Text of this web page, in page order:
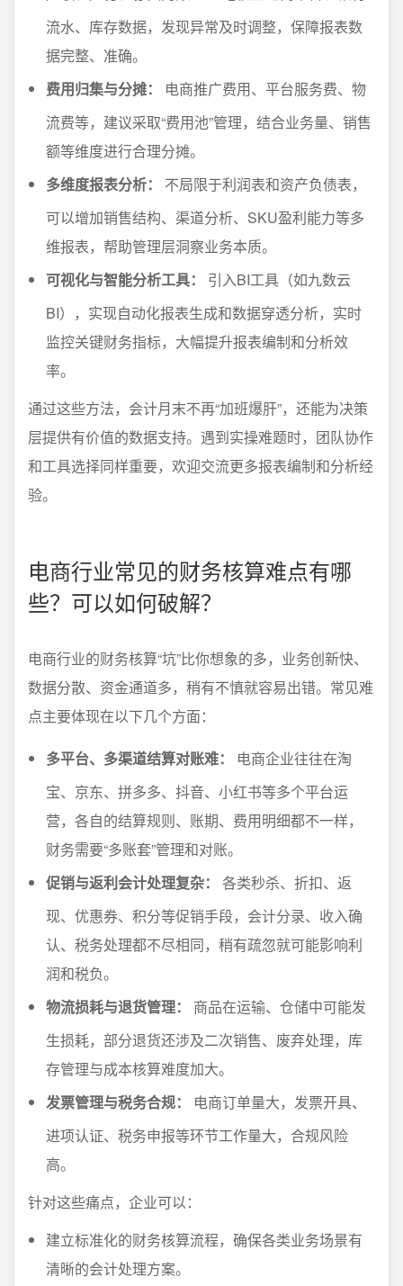
流水、库存数据，发现异常及时调整，保障报表数
据完整、准确。
费用归集与分摊：
电商推广费用、平台服务费、物
流费等，建议采取“费用池”管理，结合业务量、销售
额等维度进行合理分摊。
多维度报表分析：
不局限于利润表和资产负债表，
可以增加销售结构、渠道分析、SKU盈利能力等多
维报表，帮助管理层洞察业务本质。
可视化与智能分析工具：
引入BI工具（如九数云
BI），实现自动化报表生成和数据穿透分析，实时
监控关键财务指标，大幅提升报表编制和分析效
率。
通过这些方法，会计月末不再“加班爆肝”，还能为决策
层提供有价值的数据支持。遇到实操难题时，团队协作
和工具选择同样重要，欢迎交流更多报表编制和分析经
验。
电商行业常见的财务核算难点有哪
些？可以如何破解？
电商行业的财务核算“坑”比你想象的多，业务创新快、
数据分散、资金通道多，稍有不慎就容易出错。常见难
点主要体现在以下几个方面：
多平台、多渠道结算对账难：
电商企业往往在淘
宝、京东、拼多多、抖音、小红书等多个平台运
营，各自的结算规则、账期、费用明细都不一样，
财务需要“多账套”管理和对账。
促销与返利会计处理复杂：
各类秒杀、折扣、返
现、优惠券、积分等促销手段，会计分录、收入确
认、税务处理都不尽相同，稍有疏忽就可能影响利
润和税负。
物流损耗与退货管理：
商品在运输、仓储中可能发
生损耗，部分退货还涉及二次销售、废弃处理，库
存管理与成本核算难度加大。
发票管理与税务合规：
电商订单量大，发票开具、
进项认证、税务申报等环节工作量大，合规风险
高。
针对这些痛点，企业可以：
建立标准化的财务核算流程，确保各类业务场景有
清晰的会计处理方案。